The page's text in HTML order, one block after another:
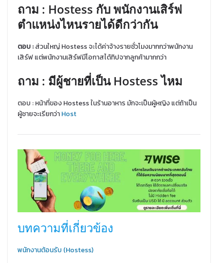
ถาม : Hostess กับ พนักงานเสิร์ฟ
ตำแหน่งไหนรายได้ดีกว่ากัน
ตอบ :ส่วนใหญ่ Hostess จะได้ค่าจ้างรายชั่วโมงมากกว่าพนักงาน
เสิร์ฟ แต่พนักงานเสิร์ฟมีโอกาสได้ทิปจากลูกค้ามากกว่า
ถาม : มีผู้ชายที่เป็น Hostess ไหม
ตอบ : หน้าที่ของ Hostess ในร้านอาหาร มักจะเป็นผู้หญิง แต่ถ้าเป็น
ผู้ชายจะเรียกว่าHost
บทความที่เกี่ยวข้อง
พนักงานต้อนรับ (Hostess)